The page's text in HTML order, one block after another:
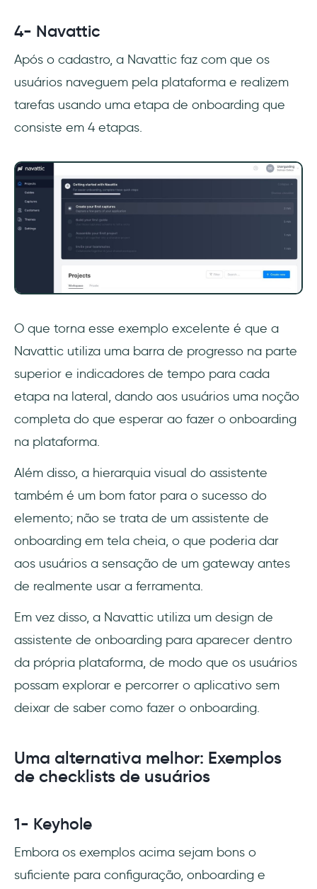
4- Navattic
Após o cadastro, a Navattic faz com que os
usuários naveguem pela plataforma e realizem
tarefas usando uma etapa de onboarding que
consiste em 4 etapas.
O que torna esse exemplo excelente é que a
Navattic utiliza uma barra de progresso na parte
superior e indicadores de tempo para cada
etapa na lateral, dando aos usuários uma noção
completa do que esperar ao fazer o onboarding
na plataforma.
Além disso, a hierarquia visual do assistente
também é um bom fator para o sucesso do
elemento; não se trata de um assistente de
onboarding em tela cheia, o que poderia dar
aos usuários a sensação de um gateway antes
de realmente usar a ferramenta.
Em vez disso, a Navattic utiliza um design de
assistente de onboarding para aparecer dentro
da própria plataforma, de modo que os usuários
possam explorar e percorrer o aplicativo sem
deixar de saber como fazer o onboarding.
Uma alternativa melhor: Exemplos
de checklists de usuários
1- Keyhole
Embora os exemplos acima sejam bons o
suficiente para configuração, onboarding e